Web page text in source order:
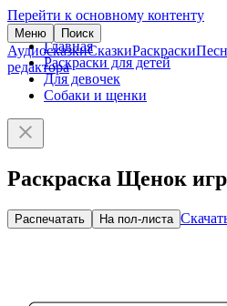
Перейти к основному контенту
Меню Поиск
АудиосказкиСказкиРаскраски
редактора
Главная
Раскраски для детей
Для девочек
Собаки и щенки
Раскраска Щенок
Распечатать На пол-листа